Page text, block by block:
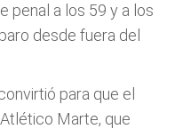
penal a los 59 y a los
desde fuera del
para que el
Marte, que